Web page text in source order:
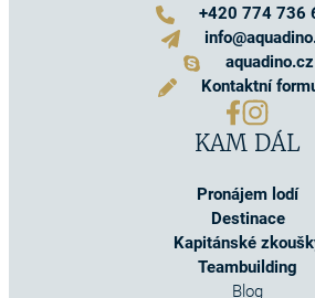
+420 774 736
aquadino.cz
Kontaktní
KAM DÁL
Pronájem lodí
Destinace
Kapitánské
Teambuilding
Blog